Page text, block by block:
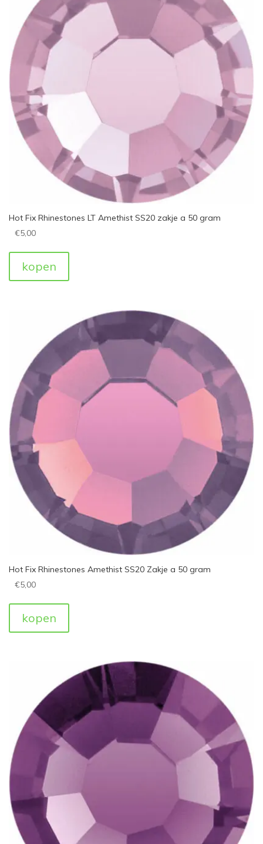
Hot Fix Rhinestones LT Amethist SS20 zakje a 50 gram
€5,00
kopen
Hot Fix Rhinestones Amethist SS20 Zakje a 50 gram
€5,00
kopen